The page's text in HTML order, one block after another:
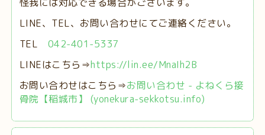
LINE、TEL、お問い合わせにてご連絡ください。
TEL 042-401-5337
LINEはこちら⇒https://lin.ee/MnaIh2B
お問い合わせはこちら⇒お問い合わせ - よねくら接
骨院【稲城市】 (yonekura-sekkotsu.info)